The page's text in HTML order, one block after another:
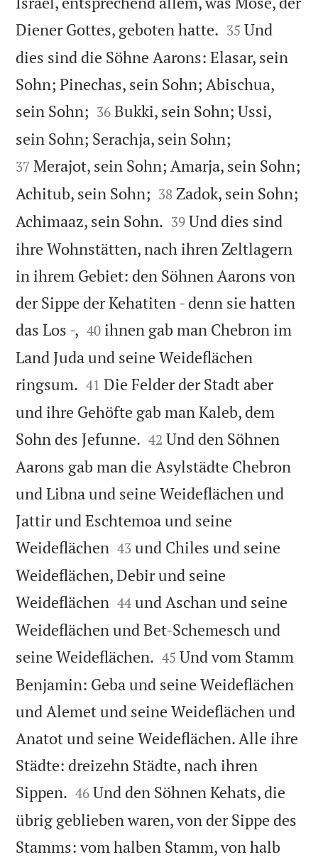
Diener Gottes, geboten hatte. 

35 Und
dies sind die Söhne Aarons: Elasar, sein
Sohn; Pinechas, sein Sohn; Abischua,
sein Sohn; 

36 Bukki, sein Sohn; Ussi,
sein Sohn; Serachja, sein Sohn;
37 Merajot, sein Sohn; Amarja, sein Sohn;
Achitub, sein Sohn; 

38 Zadok, sein Sohn;
Achimaaz, sein Sohn. 

39 Und dies sind
ihre Wohnstätten, nach ihren Zeltlagern
in ihrem Gebiet: den Söhnen Aarons von
der Sippe der Kehatiten - denn sie hatten
das Los -, 

40 ihnen gab man Chebron im
Land Juda und seine Weideflächen
ringsum. 

41 Die Felder der Stadt aber
und ihre Gehöfte gab man Kaleb, dem
Sohn des Jefunne. 

42 Und den Söhnen
Aarons gab man die Asylstädte Chebron
und Libna und seine Weideflächen und
Jattir und Eschtemoa und seine
Weideflächen 

43 und Chiles und seine
Weideflächen, Debir und seine
Weideflächen 

44 und Aschan und seine
Weideflächen und Bet-Schemesch und
seine Weideflächen. 

45 Und vom Stamm
Benjamin: Geba und seine Weideflächen
und Alemet und seine Weideflächen und
Anatot und seine Weideflächen. Alle ihre
Städte: dreizehn Städte, nach ihren
Sippen. 

46 Und den Söhnen Kehats, die
übrig geblieben waren, von der Sippe des
Stamms: vom halben Stamm, von halb